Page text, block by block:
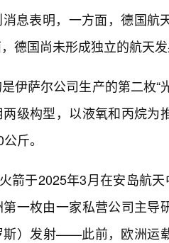
息表明，一方面，德国
德国尚未形成独立的航天
伊萨尔公司生产的第二枚
级构型，以液氧和丙烷
斤。
箭于2025年3月在安岛航
一枚由一家私营公司主
斯）发射——此前，欧洲运